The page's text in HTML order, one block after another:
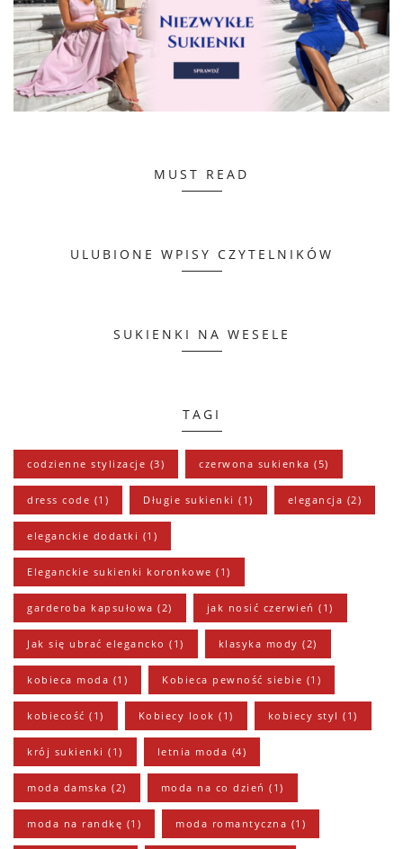
MUST READ
ULUBIONE WPISY CZYTELNIKÓW
SUKIENKI NA WESELE
TAGI
codzienne stylizacje (3) czerwona sukienka (5)
dress code (1) Długie sukienki (1) elegancja (2)
eleganckie dodatki (1)
Eleganckie sukienki koronkowe (1)
garderoba kapsułowa (2) jak nosić czerwień (1)
Jak się ubrać elegancko (1) klasyka mody (2)
kobieca moda (1) Kobieca pewność siebie (1)
kobiecość (1) Kobiecy look (1) kobiecy styl (1)
krój sukienki (1) letnia moda (4)
moda damska (2) moda na co dzień (1)
moda na randkę (1) moda romantyczna (1)